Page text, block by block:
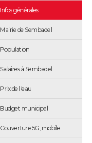
Infos générales
Mairie de Sembadel
Population
Salaires à Sembadel
Prix de l'eau
Budget municipal
Couverture 5G, mobile